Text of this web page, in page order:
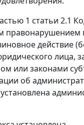
1 статьи 2.1
правонарушением
действие
лица,
или законами
об